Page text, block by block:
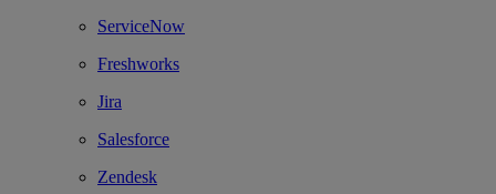
ServiceNow
Freshworks
Jira
Salesforce
Zendesk